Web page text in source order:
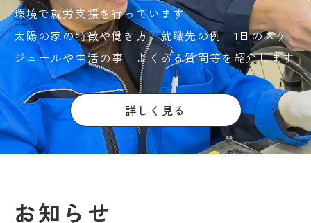
環境で就労支援を行っています
太陽の家の特徴や働き方 就職先の例 1日のスケ
ジュールや生活の事 よくある質問等を紹介します
詳しく見る
お知らせ